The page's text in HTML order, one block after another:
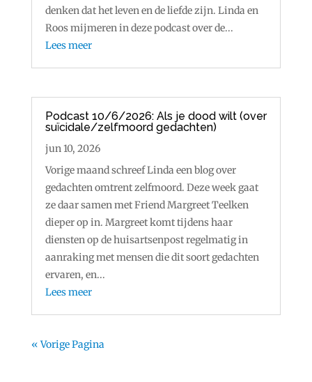
denken dat het leven en de liefde zijn. Linda en
Roos mijmeren in deze podcast over de...
Lees meer
Podcast 10/6/2026: Als je dood wilt (over
suïcidale/zelfmoord gedachten)
jun 10, 2026
Vorige maand schreef Linda een blog over
gedachten omtrent zelfmoord. Deze week gaat
ze daar samen met Friend Margreet Teelken
dieper op in. Margreet komt tijdens haar
diensten op de huisartsenpost regelmatig in
aanraking met mensen die dit soort gedachten
ervaren, en...
Lees meer
« Vorige Pagina